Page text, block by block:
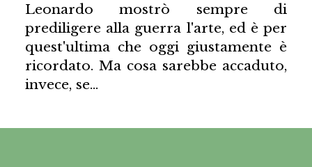
Leonardo mostrò sempre di
prediligere alla guerra l'arte, ed è per
quest'ultima che oggi giustamente è
ricordato. Ma cosa sarebbe accaduto,
invece, se…